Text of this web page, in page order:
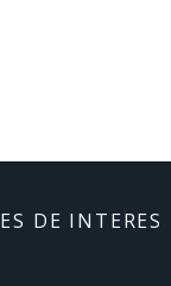
DE INTERES